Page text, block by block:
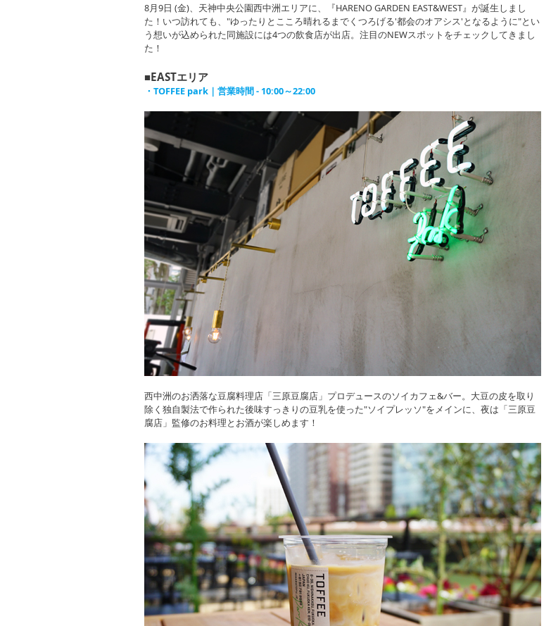
8月9日 (金)、天神中央公園西中洲エリアに、『HARENO GARDEN EAST&WEST』が誕生しまし
た！いつ訪れても、"ゆったりとこころ晴れるまでくつろげる'都会のオアシス'となるように"とい
う想いが込められた同施設には4つの飲食店が出店。注目のNEWスポットをチェックしてきまし
た！
■EASTエリア
・TOFFEE park｜営業時間 - 10:00～22:00
西中洲のお洒落な豆腐料理店「三原豆腐店」プロデュースのソイカフェ&バー。大豆の皮を取り
除く独自製法で作られた後味すっきりの豆乳を使った"ソイプレッソ"をメインに、夜は「三原豆
腐店」監修のお料理とお酒が楽しめます！